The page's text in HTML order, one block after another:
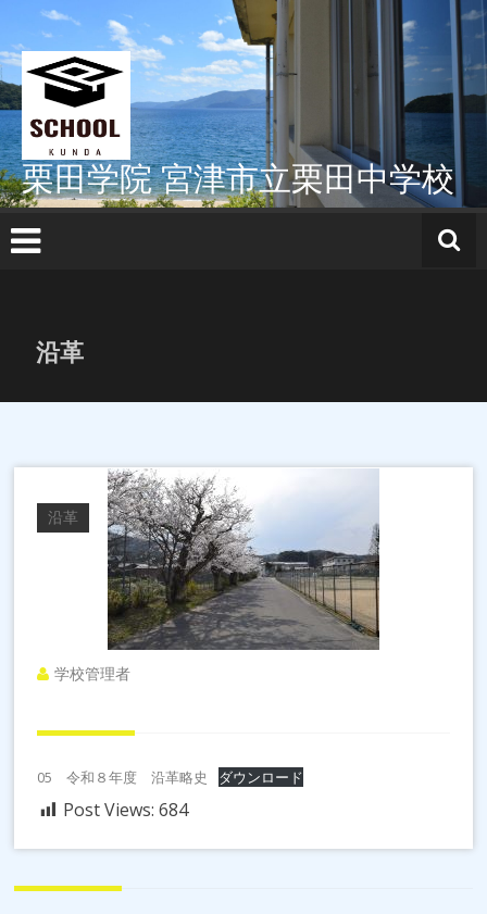
テ
ン
ツ
へ
ス
キ
ッ
プ
栗田学院 宮津市立栗田中学校
沿革
沿革
学校管理者
05 令和８年度 沿革略史 ダウンロード
Post Views: 684